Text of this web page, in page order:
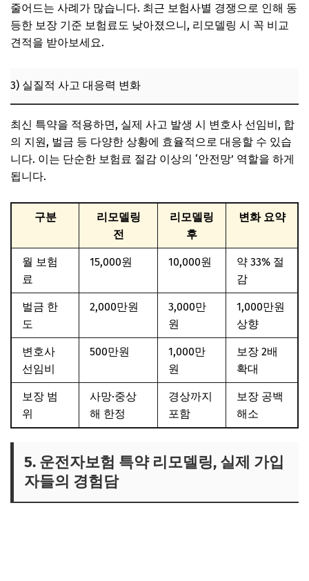
줄어드는 사례가 많습니다. 최근 보험사별 경쟁으로 인해 동
등한 보장 기준 보험료도 낮아졌으니, 리모델링 시 꼭 비교
견적을 받아보세요.
3) 실질적 사고 대응력 변화
최신 특약을 적용하면, 실제 사고 발생 시 변호사 선임비, 합
의 지원, 벌금 등 다양한 상황에 효율적으로 대응할 수 있습
니다. 이는 단순한 보험료 절감 이상의 ‘안전망’ 역할을 하게
됩니다.
구분
리모델링
전
리모델링
후
변화 요약
월 보험
료
15,000원 10,000원
약 33% 절
감
벌금 한
도
2,000만원
3,000만
원
1,000만원
상향
변호사
선임비
500만원
1,000만
원
보장 2배
확대
보장 범
위
사망·중상
해 한정
경상까지
포함
보장 공백
해소
5. 운전자보험 특약 리모델링, 실제 가입
자들의 경험담